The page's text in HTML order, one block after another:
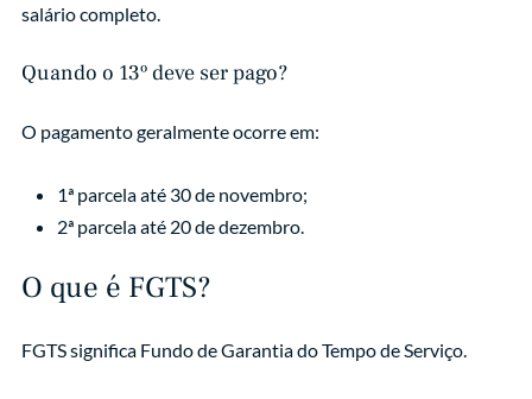
salário completo.
Quando o 13º deve ser pago?
O pagamento geralmente ocorre em:
1ª parcela até 30 de novembro;
2ª parcela até 20 de dezembro.
O que é FGTS?
FGTS significa Fundo de Garantia do Tempo de Serviço.